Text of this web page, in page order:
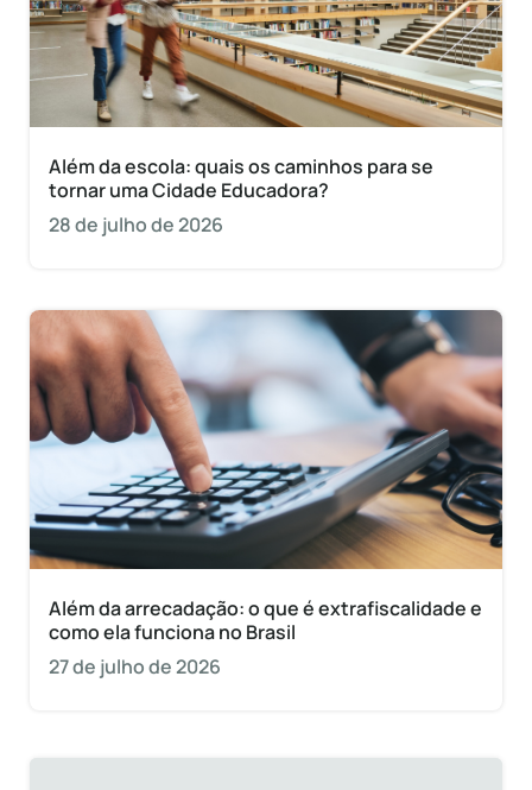
Além da escola: quais os caminhos para se
tornar uma Cidade Educadora?
28 de julho de 2026
Além da arrecadação: o que é extrafiscalidade e
como ela funciona no Brasil
27 de julho de 2026